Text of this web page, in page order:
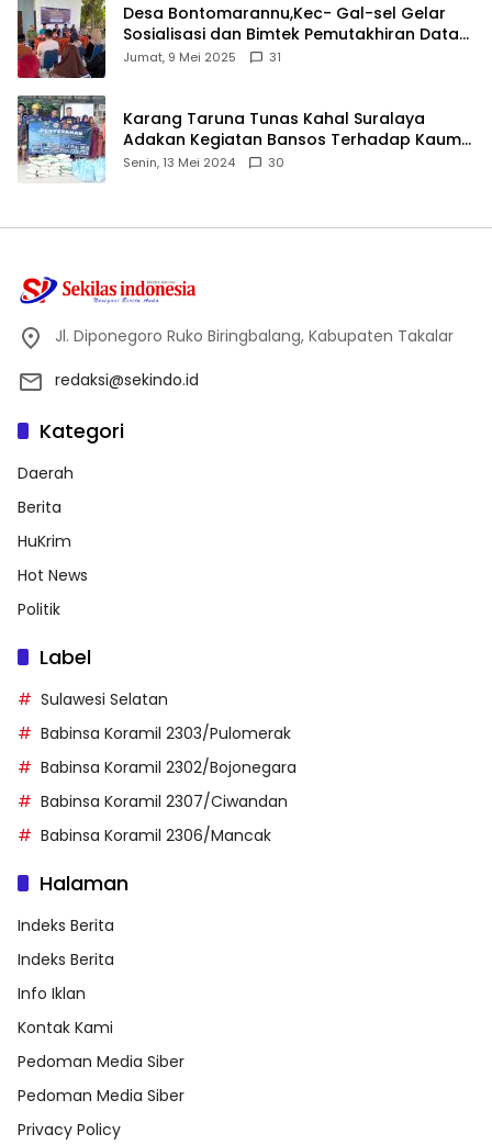
Desa Bontomarannu,Kec- Gal-sel Gelar
Sosialisasi dan Bimtek Pemutakhiran Data
ID
Jumat, 9 Mei 2025 31
Karang Taruna Tunas Kahal Suralaya
Adakan Kegiatan Bansos Terhadap Kaum
Dhuafa dan Anak Yatim-Piatu
Senin, 13 Mei 2024 30
Jl. Diponegoro Ruko Biringbalang, Kabupaten Takalar
redaksi@sekindo.id
Kategori
Daerah
Berita
HuKrim
Hot News
Politik
Label
Sulawesi Selatan
Babinsa Koramil 2303/Pulomerak
Babinsa Koramil 2302/Bojonegara
Babinsa Koramil 2307/Ciwandan
Babinsa Koramil 2306/Mancak
Halaman
Indeks Berita
Indeks Berita
Info Iklan
Kontak Kami
Pedoman Media Siber
Pedoman Media Siber
Privacy Policy